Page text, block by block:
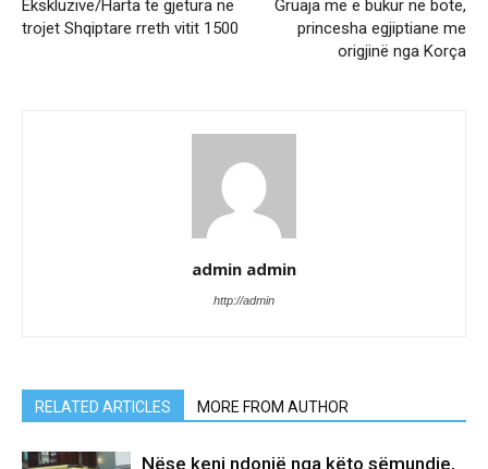
Ekskluzive/Harta të gjetura në
trojet Shqiptare rreth vitit 1500
Gruaja më e bukur në botë,
princesha egjiptiane me
origjinë nga Korça
admin admin
http://admin
RELATED ARTICLES MORE FROM AUTHOR
Nëse keni ndonjë nga këto sëmundje,